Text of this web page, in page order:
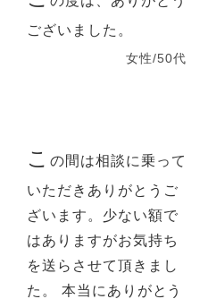
ございました。
女性/50代
こ の間は相談に乗って
いただきありがとうご
ざいます。少ない額で
はありますがお気持ち
を送らさせて頂きまし
た。 本当にありがとう